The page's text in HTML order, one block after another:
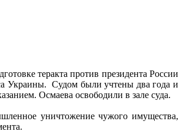
теракта против президента России
Украины. Судом были учтены два года и
Осмаева освободили в зале суда.
уничтожение чужого имущества,